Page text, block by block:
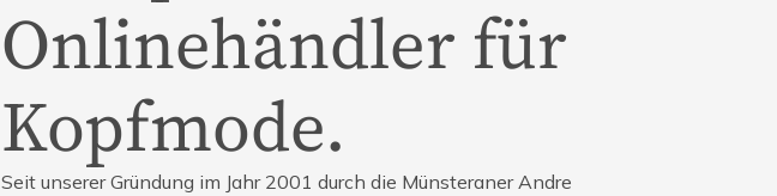
Onlinehändler für
Kopfmode.
Seit unserer Gründung im Jahr 2001 durch die Münsteraner Andre